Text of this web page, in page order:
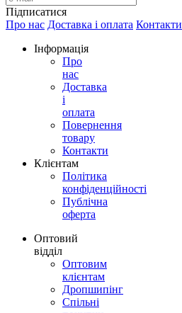
Підписатися
Про нас Доставка і оплата Контакти
Інформація
Про
нас
Доставка
і
оплата
Повернення
товару
Контакти
Клієнтам
Політика
конфіденційності
Публічна
оферта
Оптовий
відділ
Оптовим
клієнтам
Дропшипінг
Спільні